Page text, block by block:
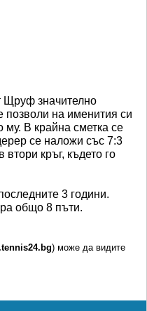
Щруф значително
позволи на именития си
му. В крайна сметка се
се наложи със 7:3
втори кръг, където го
3 години.
общо 8 пъти.
) може да видите